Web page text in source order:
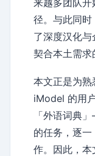
来越多团队开
径。与此同时
了深度汉化
契合本土需求
本文正是为
iModel 的用
「外语词典
的任务，逐
作。因此，